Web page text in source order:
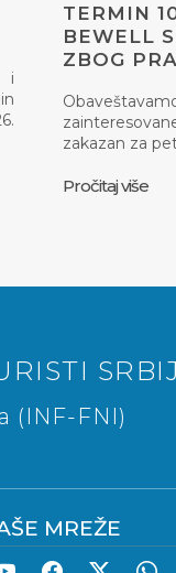
i
TERMIN
BEWELL
ZBOG
zakazan za
Pročitaj više
(INF-FNI)
MREŽE